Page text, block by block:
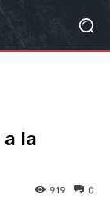
la
0
919